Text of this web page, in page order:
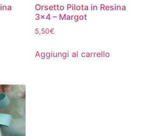
Orsetto Pilota in Resina
3×4 – Margot
5,50€
Aggiungi al carrello